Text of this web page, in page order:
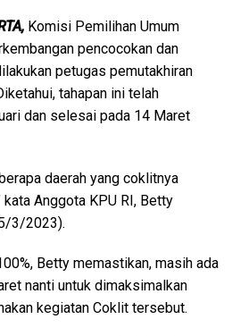
Komisi Pemilihan Umum
pencocokan dan
petugas pemutakhiran
tahapan ini telah
dan selesai pada 14 Maret
daerah yang coklitnya
Anggota KPU RI, Betty
3/2023).
Betty memastikan, masih ada
nanti untuk dimaksimalkan
kegiatan Coklit tersebut.